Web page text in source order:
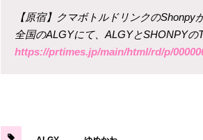
【原宿】クマボトルドリンクのShonpy
全国のALGYにて、ALGYとSHONPYの
https://prtimes.jp/main/html/rd/p/